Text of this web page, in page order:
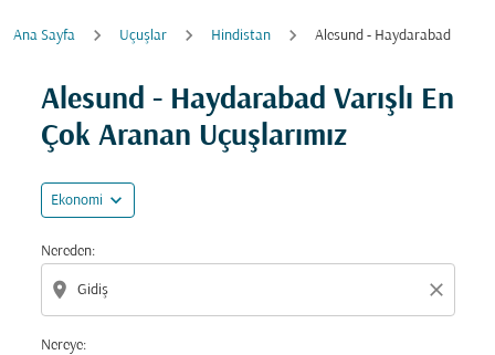
Ana Sayfa Uçuşlar Hindistan Alesund - Haydarabad
Alesund - Haydarabad Varışlı En
Çok Aranan Uçuşlarımız
Ekonomi expand_more
Nereden:
location_on close
Nereye:
Fırsatları bulmak için rotanızı güncellemeyi deneyin